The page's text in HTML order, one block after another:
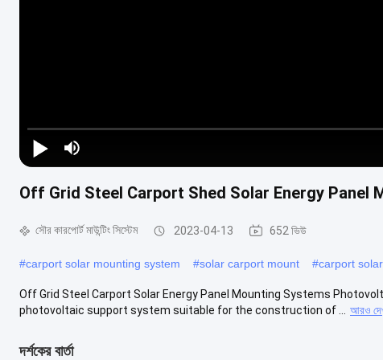
Off Grid Steel Carport Shed Solar Energy Panel
সৌর কারপোর্ট মাউন্টিং সিস্টেম 2023-04-13 652 ভিউ
#carport solar mounting system #solar carport mount #carport
Off Grid Steel Carport Solar Energy Panel Mounting Systems
photovoltaic support system suitable for the construction of ...
আরও
দর্শকের বার্তা